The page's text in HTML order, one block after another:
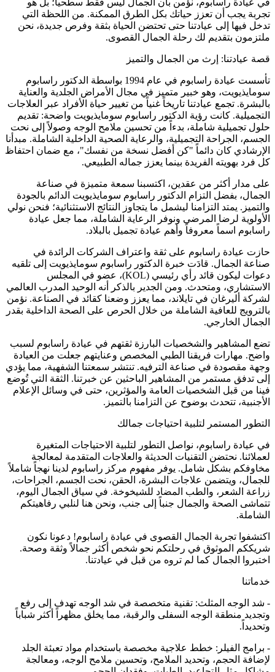
تجربة يجب أن تعزز حياتك بكل الطرق الممكنة. من اللحظة التي
تدخل فيها إلى عيادتنا حتى تحتضن الحياة بثقة وفرص جديدة، نحن
ملتزمون بتقديم لك رحلة الجمال القصوى.
قصة عيادتنا: إرث من الجمال والتميز
تأسست عيادة راسابوم في عام 1994 بواسطة الدكتور راسابوم
سومايذيويت، وهو خبير متميز في مجال الأمراض الجلدية والعناية
بالبشرة. تجمع عيادتنا تاريخاً غنياً من تغيير حياة الأفراد عبر العلاجات
التجميلية. كانت رؤية الدكتور راسابوم سومايذيويت واضحة: تقديم
حلول تجميلية شاملة، بدءاً من تحسين ملامح الوجه وصولاً إلى نحت
الجسم، الجراحة التجميلية، والرعاية الصحية الداخلية الشاملة. مبدأنا
الإرشادي كان دائماً "كن أفضل نسخة من نفسك"، مع ضمان احتفاظ
كل فرد بهويته الفريدة بينما يعزز جماله الطبيعي.
على مدار أكثر من عقدين، اكتسبنا سمعة متميزة في صناعة
الجمال، بفضل التزام الدكتور راسابوم سومايذيويت الدائم بالجودة
والتميز. يمتد التزامنا ليشمل ما يتجاوز النتائج الاستثنائية؛ فنحن نولي
الأولوية لرضا المرضى ونوفر الرعاية الشاملة، مما جعل عيادة
راسابوم اسماً معروفاً وأهم عيادة تجميل بالبلاد.
حازت عيادة راسابوم على ثقة واعتراف الشركات الرائدة في
صناعة الجمال. قادَت خبرة الدكتور راسابوم سومايذيويت إلى تلقيه
دعوات ليكون قائد رأي رئيسي (KOL)، عضو في المجلس
الاستشاري، ومتحدث. ومن الجدير بالذكر أنه الوحيد المدرب العالمي
لشركة أليرغان في تايلاند، مما يعزز وضعنا كقائد في الصناعة. نؤمن
بالترويج للعافية الشاملة من خلال الحرص على الصحة الداخلية بقدر
الجمال الخارجي.
تضع المشاهير والشخصيات البارزة ثقتهم في عيادة راسابوم لسبب
واضح. مهارات فريقنا الطبي المخصص وعنايتهم جعلت من العيادة
وجهة مقصودة في صناعة الترفيه. تنتشر سمعتنا الشفهية، مما يؤدي
إلى تدفق مستمر من المشاهير الباحثين عن خبرتنا. الثقة التي تُوضع
فينا من قبل الشخصيات العامة والمؤثرين، حتى في وسائل الإعلام
الأجنبية، تتحدث بوضوح عن التزامنا بالتميز.
التطور المستمر لتلبية احتياجات جمالك
في عيادة راسابوم، نواصل التطور لتلبية الاحتياجات المتغيرة
لعملائنا. نحتضن التقنيات الحديثة والعلاجات المتقدمة لمعالجة
مخاوفكم بشكل شامل. يوفر مفهوم مركز راسابوم لدينا نهجاً شاملاً
للجمال، ويتضمن علاجات البشرة، الحقن، نحت الجسم، الجراحات،
زراعة الشعر، والطب المضاد للشيخوخة. في سياق الجمال اليوم،
تتماشى الصحة والجمال جنباً إلى جنب، ونحن هنا لنلبي رفاهيتكم
الشاملة.
اكتشفوا تجربة الجمال القصوى في عيادة راسابوم! دعونا نكون
شريككم الموثوق في رحلتكم نحو شخص أكثر جمالاً وثقة وصحة.
اختبروا الجمال كما لم تروه من قبل في عيادتنا.
خدماتنا
- شد الوجه المثلث: تقنية متخصصة في شد الوجه تهدف إلى رفع
وتجديد منطقة الوجه السفلى والرقبة، مما يخلق مظهراً أكثر شباباً
وتحديداً.
- برامج الفيلر: خطط علاجية مخصصة باستخدام مواد تعبئة الجلد
لإضافة الحجم، وتحديد الملامح، وتحسين ملامح الوجه، ومعالجة